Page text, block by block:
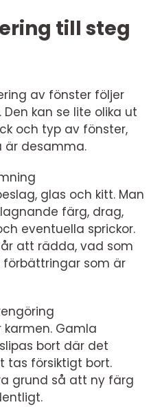
till steg
av fönster följer
kan se lite olika ut
och typ av fönster,
är desamma.
glas och kitt. Man
färg, drag,
eventuella sprickor.
att rädda, vad som
som är
Gamla
bort där det
tas försiktigt bort.
grund så att ny färg